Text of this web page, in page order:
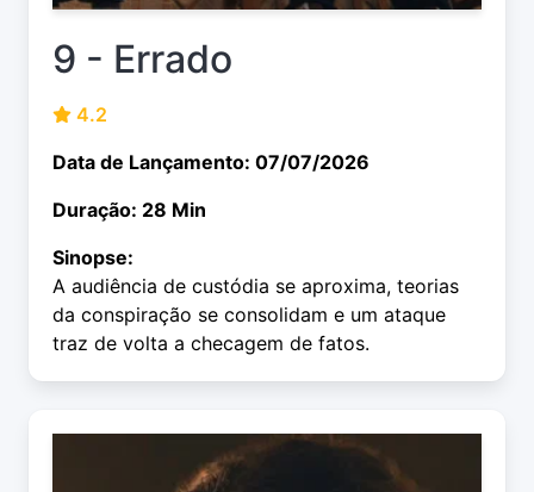
9 - Errado
4.2
Data de Lançamento: 07/07/2026
Duração: 28 Min
Sinopse:
A audiência de custódia se aproxima, teorias
da conspiração se consolidam e um ataque
traz de volta a checagem de fatos.